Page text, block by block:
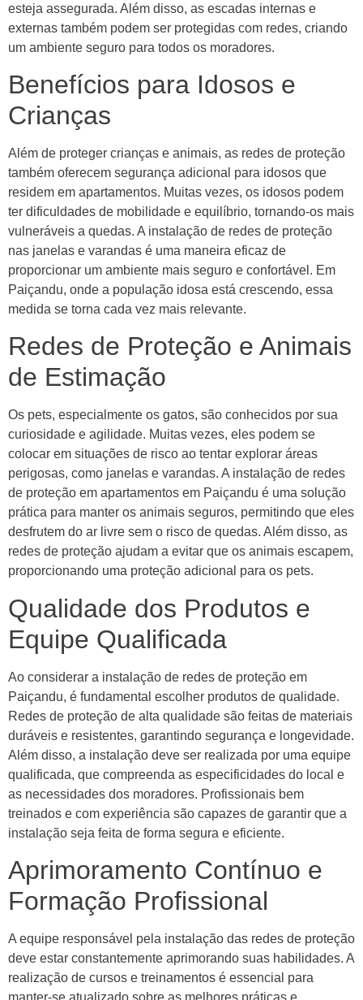
esteja assegurada. Além disso, as escadas internas e
externas também podem ser protegidas com redes, criando
um ambiente seguro para todos os moradores.
Benefícios para Idosos e
Crianças
Além de proteger crianças e animais, as redes de proteção
também oferecem segurança adicional para idosos que
residem em apartamentos. Muitas vezes, os idosos podem
ter dificuldades de mobilidade e equilíbrio, tornando-os mais
vulneráveis a quedas. A instalação de redes de proteção
nas janelas e varandas é uma maneira eficaz de
proporcionar um ambiente mais seguro e confortável. Em
Paiçandu, onde a população idosa está crescendo, essa
medida se torna cada vez mais relevante.
Redes de Proteção e Animais
de Estimação
Os pets, especialmente os gatos, são conhecidos por sua
curiosidade e agilidade. Muitas vezes, eles podem se
colocar em situações de risco ao tentar explorar áreas
perigosas, como janelas e varandas. A instalação de redes
de proteção em apartamentos em Paiçandu é uma solução
prática para manter os animais seguros, permitindo que eles
desfrutem do ar livre sem o risco de quedas. Além disso, as
redes de proteção ajudam a evitar que os animais escapem,
proporcionando uma proteção adicional para os pets.
Qualidade dos Produtos e
Equipe Qualificada
Ao considerar a instalação de redes de proteção em
Paiçandu, é fundamental escolher produtos de qualidade.
Redes de proteção de alta qualidade são feitas de materiais
duráveis e resistentes, garantindo segurança e longevidade.
Além disso, a instalação deve ser realizada por uma equipe
qualificada, que compreenda as especificidades do local e
as necessidades dos moradores. Profissionais bem
treinados e com experiência são capazes de garantir que a
instalação seja feita de forma segura e eficiente.
Aprimoramento Contínuo e
Formação Profissional
A equipe responsável pela instalação das redes de proteção
deve estar constantemente aprimorando suas habilidades. A
realização de cursos e treinamentos é essencial para